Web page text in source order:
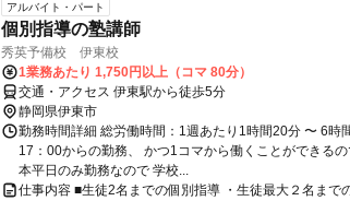
アルバイト・パート
個別指導の塾講師
秀英予備校 伊東校
1業務あたり 1,750円以上（コマ 80分）
交通・アクセス 伊東駅から徒歩5分
静岡県伊東市
勤務時間詳細 総労働時間：1週あたり1時間20分 〜 6時
17：00からの勤務、 かつ1コマから働くことができる
本平日のみ勤務なので 学校...
仕事内容 ■生徒2名までの個別指導 ・生徒最大２名まで